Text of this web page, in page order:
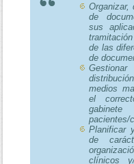
Organizar,
de
sus
de las
de
medios
el
pacientes/
Planificar
de
clínicos